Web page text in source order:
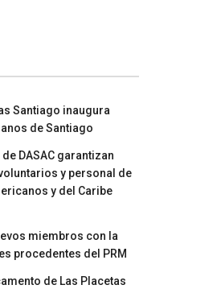
Santiago inaugura
de Santiago
DASAC garantizan
y personal de
y del Caribe
miembros con la
procedentes del PRM
de Las Placetas